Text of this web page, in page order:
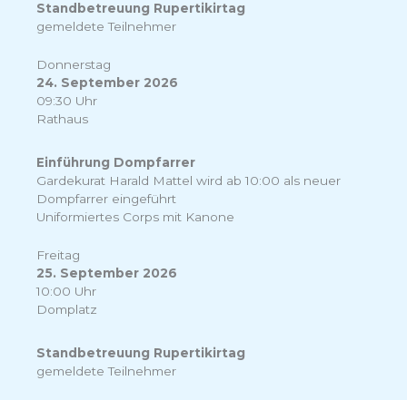
Standbetreuung Rupertikirtag
gemeldete Teilnehmer
Donnerstag
24. September 2026
09:30 Uhr
Rathaus
Einführung Dompfarrer
Gardekurat Harald Mattel wird ab 10:00 als neuer
Dompfarrer eingeführt
Uniformiertes Corps mit Kanone
Freitag
25. September 2026
10:00 Uhr
Domplatz
Standbetreuung Rupertikirtag
gemeldete Teilnehmer